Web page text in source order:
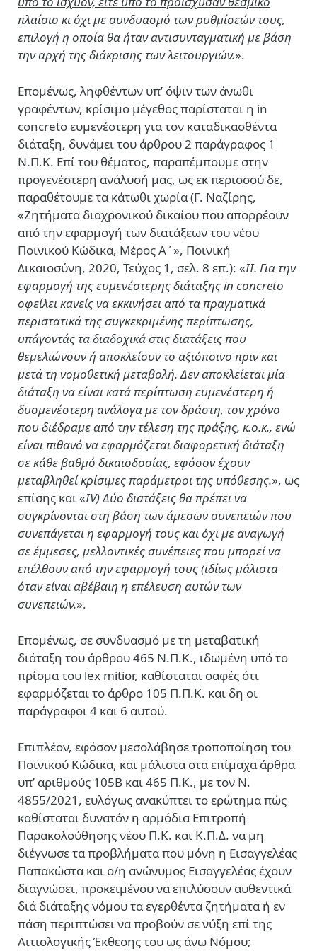
πλαίσιο κι όχι με συνδυασμό των ρυθμίσεών τους,
επιλογή η οποία θα ήταν αντισυνταγματική με βάση
την αρχή της διάκρισης των λειτουργιών.».
Επομένως, ληφθέντων υπ’ όψιν των άνωθι
γραφέντων, κρίσιμο μέγεθος παρίσταται η in
concreto ευμενέστερη για τον καταδικασθέντα
διάταξη, δυνάμει του άρθρου 2 παράγραφος 1
Ν.Π.Κ. Επί του θέματος, παραπέμπουμε στην
προγενέστερη ανάλυσή μας, ως εκ περισσού δε,
παραθέτουμε τα κάτωθι χωρία (Γ. Ναζίρης,
«Ζητήματα διαχρονικού δικαίου που απορρέουν
από την εφαρμογή των διατάξεων του νέου
Ποινικού Κώδικα, Μέρος Α΄», Ποινική
Δικαιοσύνη, 2020, Τεύχος 1, σελ. 8 επ.): «ΙΙ. Για την
εφαρμογή της ευμενέστερης διάταξης in concreto
οφείλει κανείς να εκκινήσει από τα πραγματικά
περιστατικά της συγκεκριμένης περίπτωσης,
υπάγοντάς τα διαδοχικά στις διατάξεις που
θεμελιώνουν ή αποκλείουν το αξιόποινο πριν και
μετά τη νομοθετική μεταβολή. Δεν αποκλείεται μία
διάταξη να είναι κατά περίπτωση ευμενέστερη ή
δυσμενέστερη ανάλογα με τον δράστη, τον χρόνο
που διέδραμε από την τέλεση της πράξης, κ.ο.κ., ενώ
είναι πιθανό να εφαρμόζεται διαφορετική διάταξη
σε κάθε βαθμό δικαιοδοσίας, εφόσον έχουν
μεταβληθεί κρίσιμες παράμετροι της υπόθεσης.», ως
επίσης και «IV) Δύο διατάξεις θα πρέπει να
συγκρίνονται στη βάση των άμεσων συνεπειών που
συνεπάγεται η εφαρμογή τους και όχι με αναγωγή
σε έμμεσες, μελλοντικές συνέπειες που μπορεί να
επέλθουν από την εφαρμογή τους (ιδίως μάλιστα
όταν είναι αβέβαιη η επέλευση αυτών των
συνεπειών.».
Επομένως, σε συνδυασμό με τη μεταβατική
διάταξη του άρθρου 465 Ν.Π.Κ., ιδωμένη υπό το
πρίσμα του lex mitior, καθίσταται σαφές ότι
εφαρμόζεται το άρθρο 105 Π.Π.Κ. και δη οι
παράγραφοι 4 και 6 αυτού.
Επιπλέον, εφόσον μεσολάβησε τροποποίηση του
Ποινικού Κώδικα, και μάλιστα στα επίμαχα άρθρα
υπ’ αριθμούς 105Β και 465 Π.Κ., με τον Ν.
4855/2021, ευλόγως ανακύπτει το ερώτημα πώς
καθίσταται δυνατόν η αρμόδια Επιτροπή
Παρακολούθησης νέου Π.Κ. και Κ.Π.Δ. να μη
διέγνωσε τα προβλήματα που μόνη η Εισαγγελέας
Παπακώστα και ο/η ανώνυμος Εισαγγελέας έχουν
διαγνώσει, προκειμένου να επιλύσουν αυθεντικά
διά διάταξης νόμου τα εγερθέντα ζητήματα ή εν
πάση περιπτώσει να προβούν σε νύξη επί της
Αιτιολογικής Έκθεσης του ως άνω Νόμου;